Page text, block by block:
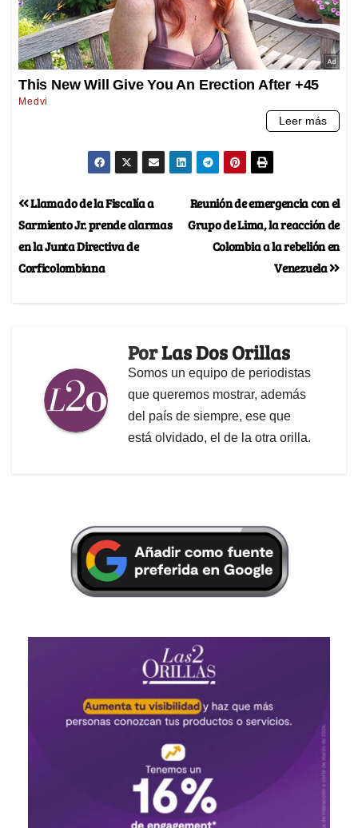
Reunión de emergencia con el
Grupo de Lima, la reacción de
Colombia a la rebelión en
Venezuela
Llamado de la Fiscalía a
Sarmiento Jr. prende alarmas
en la Junta Directiva de
Corficolombiana
PorLas Dos Orillas
Somos un equipo de periodistas
que queremos mostrar, además
del país de siempre, ese que
está olvidado, el de la otra orilla.